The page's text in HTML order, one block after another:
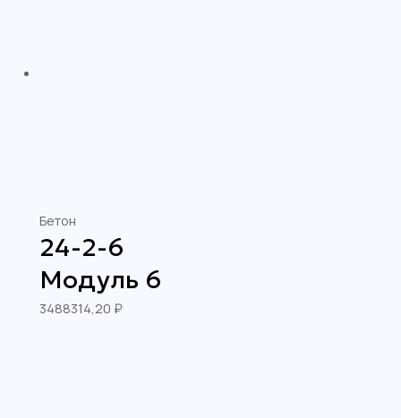
Бетон
24-2-6
Модуль 6
3488314,20 ₽